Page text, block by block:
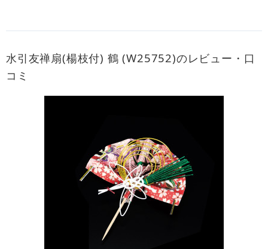
水引友禅扇(楊枝付) 鶴 (W25752)のレビュー・口
コミ